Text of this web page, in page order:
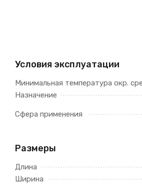
Условия эксплуатации
Минимальная температура окр.
Назначение
Сфера применения
Размеры
Длина
Ширина